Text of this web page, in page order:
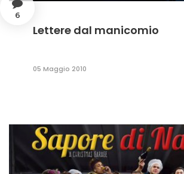
6
Lettere dal manicomio
05 Maggio 2010